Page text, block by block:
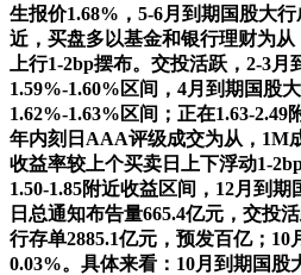
生报价1.68%，5-6月到期国股大
近，买盘多以基金和银行理财为从
上行1-2bp摆布。交投活跃，2-3
1.59%-1.60%区间，4月到期国股
1.62%-1.63%区间；正在1.63-2.49
年内刻日AAA评级成交为从，1M
收益率较上个买卖日上下浮动1-
1.50-1.85附近收益区间，12月到
日总通知布告量665.4亿元，交投
行存单2885.1亿元，预发百亿；10
0.03%。具体来看：10月到期国股